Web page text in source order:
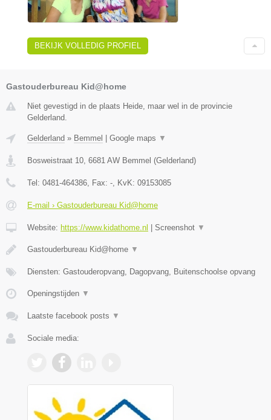
BEKIJK VOLLEDIG PROFIEL
Gastouderbureau Kid@home
Niet gevestigd in de plaats Heide, maar wel in de provincie
Gelderland.
Gelderland » Bemmel | Google maps ▼
Bosweistraat 10 6681 AW Bemmel (Gelderland)
Tel: 0481-464386 , Fax: - , KvK: 09153085
E-mail › Gastouderbureau Kid@home
Website: https://www.kidathome.nl | Screenshot ▼
Gastouderbureau Kid@home ▼
Diensten: Gastouderopvang, Dagopvang, Buitenschoolse opvang
Openingstijden ▼
Laatste facebook posts ▼
Sociale media: